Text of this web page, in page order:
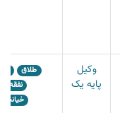
وکیل
پایه یک
طلاق
نفقه
خیانت